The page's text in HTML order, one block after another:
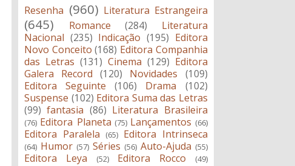
Resenha (960) Literatura Estrangeira
(645) Romance (284)
Literatura
Nacional (235) Indicação (195) Editora
Novo Conceito (168) Editora Companhia
das Letras (131) Cinema (129) Editora
Galera Record
(120) Novidades
(109)
Editora Seguinte
(106) Drama
(102)
Suspense (102) Editora Suma das Letras
(99) fantasia (86) Literatura Brasileira
(76) Editora Planeta (75) Lançamentos (66)
Editora Paralela (65) Editora Intrinseca
(64) Humor (57) Séries (56) Auto-Ajuda (55)
Editora Leya (52) Editora Rocco (49)